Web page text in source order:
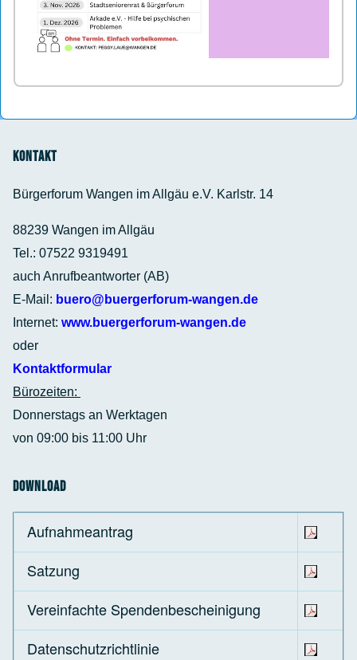
Kontakt
Bürgerforum Wangen im Allgäu e.V. Karlstr. 14
88239 Wangen im Allgäu
Tel.: 07522 9319491
auch Anrufbeantworter (AB)
E-Mail: buero@buergerforum-wangen.de
Internet: www.buergerforum-wangen.de
oder
Kontaktformular
Bürozeiten:
Donnerstags an Werktagen
von 09:00 bis 11:00 Uhr
Download
Aufnahmeantrag
Satzung
Vereinfachte Spendenbescheinigung
Datenschutzrichtlinie